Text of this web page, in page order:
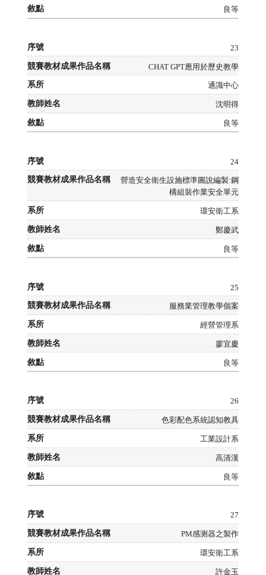
良等
23
CHAT GPT應用於歷史教學
通識中心
沈明得
良等
24
營造安全衛生設施標準圖說編製:鋼
構組裝作業安全單元
環安衛工系
鄭慶武
良等
25
服務業管理教學個案
經營管理系
廖宜慶
良等
26
色彩配色系統認知教具
工業設計系
高清漢
良等
27
PM感测器之製作
環安衛工系
許金玉